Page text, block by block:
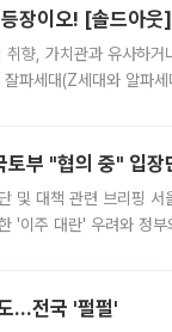
장이오! [솔드아웃]
향, 가치관과 유사하
파세대(Z세대와 알파세
토부 "협의 중" 입
및 대책 관련 브리핑 서
'이주 대란' 우려와 정
…전국 '펄펄'